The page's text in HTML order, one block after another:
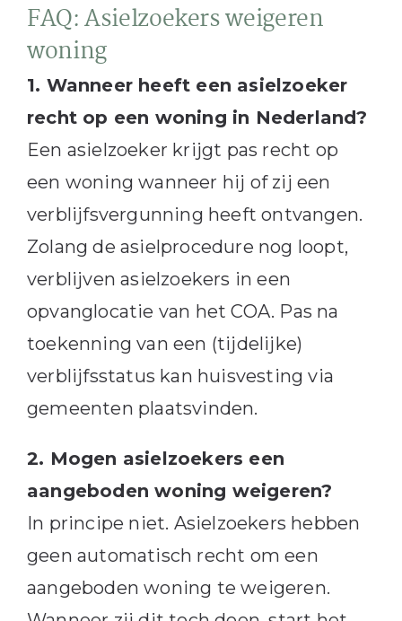
FAQ: Asielzoekers weigeren
woning
1. Wanneer heeft een asielzoeker
recht op een woning in Nederland?
Een asielzoeker krijgt pas recht op
een woning wanneer hij of zij een
verblijfsvergunning heeft ontvangen.
Zolang de asielprocedure nog loopt,
verblijven asielzoekers in een
opvanglocatie van het COA. Pas na
toekenning van een (tijdelijke)
verblijfsstatus kan huisvesting via
gemeenten plaatsvinden.
2. Mogen asielzoekers een
aangeboden woning weigeren?
In principe niet. Asielzoekers hebben
geen automatisch recht om een
aangeboden woning te weigeren.